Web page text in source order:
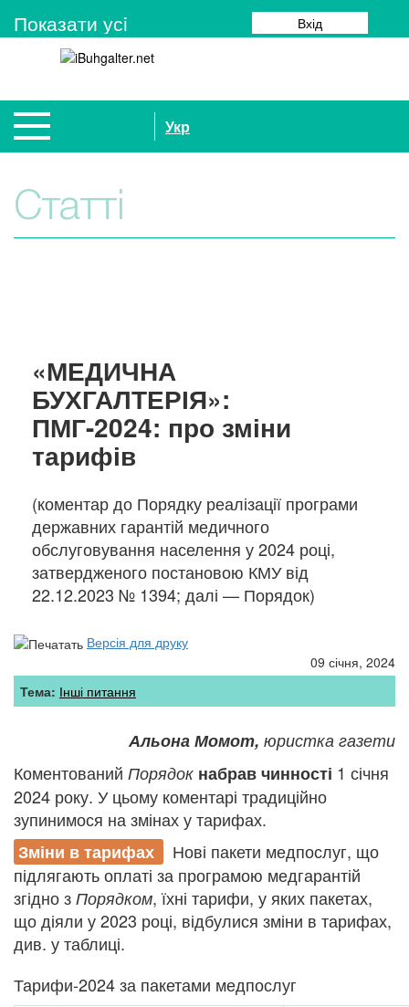
Показати усi Вхід
Укр
Статті
«МЕДИЧНА
БУХГАЛТЕРІЯ»:
ПМГ-2024: про зміни
тарифів
(коментар до Порядку реалізації програми
державних гарантій медичного
обслуговування населення у 2024 році,
затвердженого постановою КМУ від
22.12.2023 № 1394; далі — Порядок)
Версія для друку
09 січня, 2024
Тема: Інші питання
Альона Момот, юристка газети
Коментований Порядок набрав чинності 1 січня
2024 року. У цьому коментарі традиційно
зупинимося на змінах у тарифах.
Зміни в тарифах
Нові пакети медпослуг, що
підлягають оплаті за програмою медгарантій
згідно з Порядком, їхні тарифи, у яких пакетах,
що діяли у 2023 році, відбулися зміни в тарифах,
див. у таблиці.
Тарифи-2024 за пакетами медпослуг